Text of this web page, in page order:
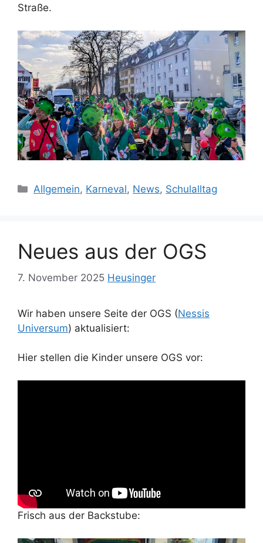
Straße.
Kategorien
Allgemein, Karneval, News, Schulalltag
Neues aus der OGS
7. November 2025 Heusinger
Wir haben unsere Seite der OGS (Nessis
Universum) aktualisiert:
Hier stellen die Kinder unsere OGS vor:
Frisch aus der Backstube: